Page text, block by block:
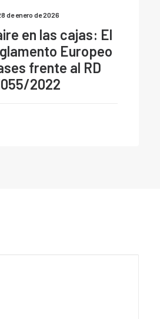
de enero de 2026
en las cajas: El
Europeo
frente al RD
2022